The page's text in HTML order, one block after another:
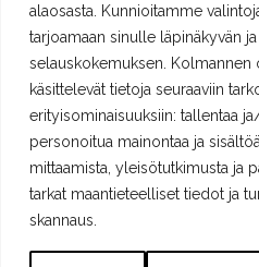
alaosasta. Kunnioitamme
tarjoamaan sinulle läpinäkyvän
selauskokemuksen. Kolmannen
käsittelevät tietoja seuraaviin
erityisominaisuuksiin: tallentaa
personoitua mainontaa ja
mittaamista, yleisötutkimusta ja
tarkat maantieteelliset tiedot ja
skannaus.
15610 Lahti
Puh.(03) 7525 696
PALVELEMME TOISTAISEKSI
TERVETULOA!
era.lindroos(at)gmail.com